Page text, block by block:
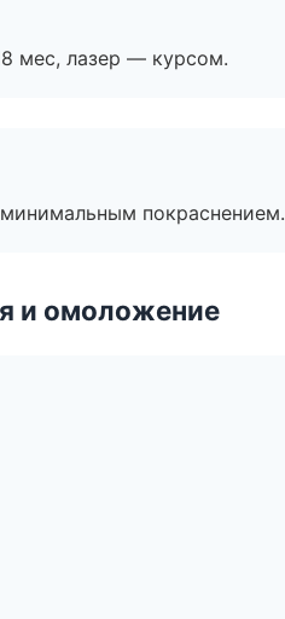
мес, лазер — курсом.
покраснением.
и омоложение